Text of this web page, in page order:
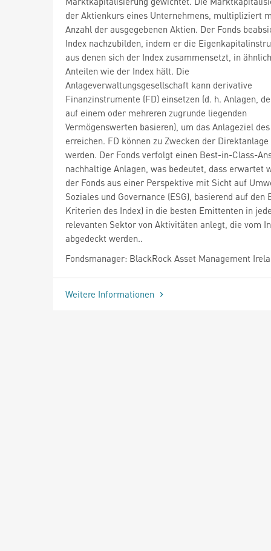
der Aktienkurs eines Unternehmens, multipliziert
Anzahl der ausgegebenen Aktien. Der Fonds
Index nachzubilden, indem er die
aus denen sich der Index zusammensetzt, in
Anteilen wie der Index hält. Die
Anlageverwaltungsgesellschaft kann derivative
Finanzinstrumente (FD) einsetzen (d. h. Anlagen,
auf einem oder mehreren zugrunde liegenden
Vermögenswerten basieren), um das Anlageziel
erreichen. FD können zu Zwecken der
werden. Der Fonds verfolgt einen Best-in-Class-
nachhaltige Anlagen, was bedeutet, dass erwartet
der Fonds aus einer Perspektive mit Sicht auf
Soziales und Governance (ESG), basierend auf den
Kriterien des Index) in die besten Emittenten in
relevanten Sektor von Aktivitäten anlegt, die vom
abgedeckt werden..
Fondsmanager: BlackRock Asset Management
Weitere Informationen